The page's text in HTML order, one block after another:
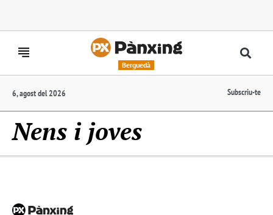
Berguedà
6, agost del 2026 Subscriu-te
Nens i joves